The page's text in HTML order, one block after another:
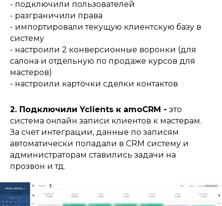
- подключили пользователей
- разграничили права
- импортировали текущую клиентскую базу в
систему
- настроили 2 конверсионные воронки (для
салона и отдельную по продаже курсов для
мастеров)
- настроили карточки сделки контактов
2. Подключили Yclients к amoCRM - это
система онлайн записи клиентов к мастерам.
За счет интеграции, данные по записям
автоматически попадали в CRM систему и
администраторам ставились задачи на
прозвон и тд.